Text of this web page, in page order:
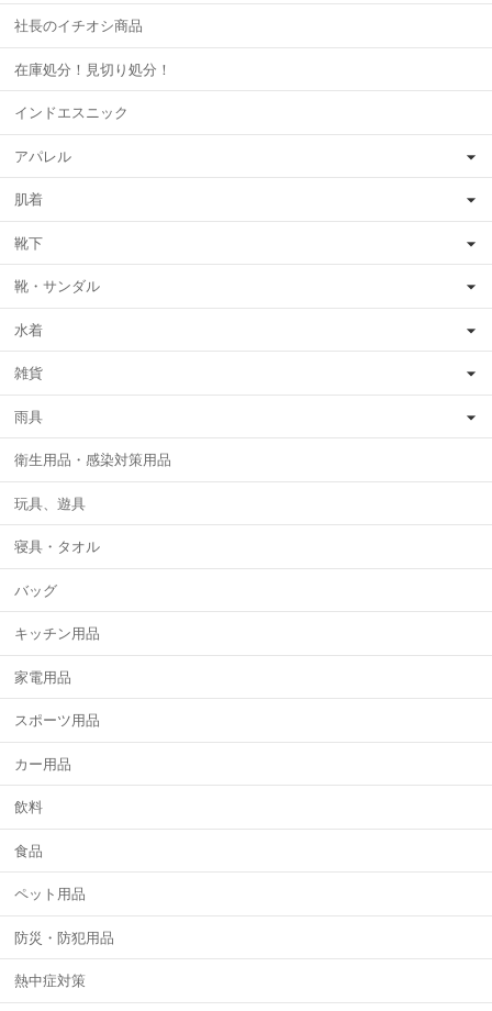
社長のイチオシ商品
在庫処分！見切り処分！
インドエスニック
アパレル
肌着
靴下
靴・サンダル
水着
雑貨
雨具
衛生用品・感染対策用品
玩具、遊具
寝具・タオル
バッグ
キッチン用品
家電用品
スポーツ用品
カー用品
飲料
食品
ペット用品
防災・防犯用品
熱中症対策